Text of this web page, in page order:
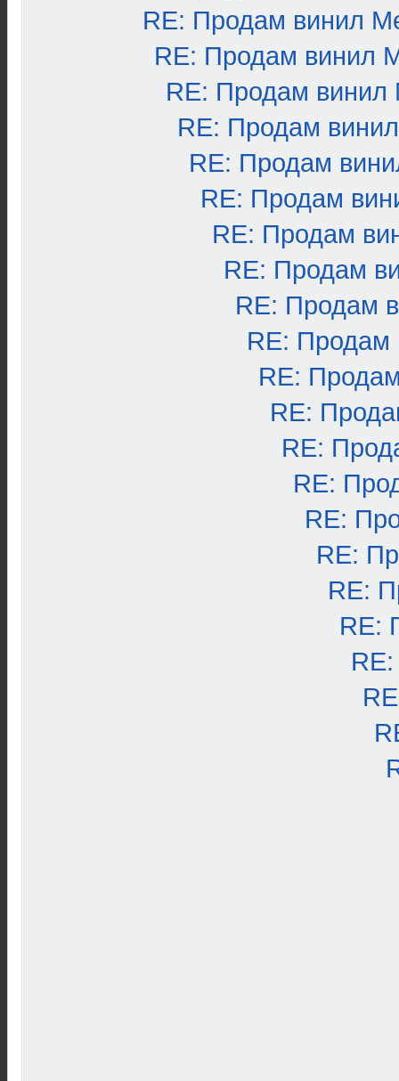
RE: Продам винил
RE: Продам винил
RE: Продам винил
RE: Продам
RE: Продам
RE: Продам
RE: Продам
RE: Продам
RE: Продам
RE: Продам
RE:
RE:
RE:
RE:
RE:
RE:
RE:
RE: